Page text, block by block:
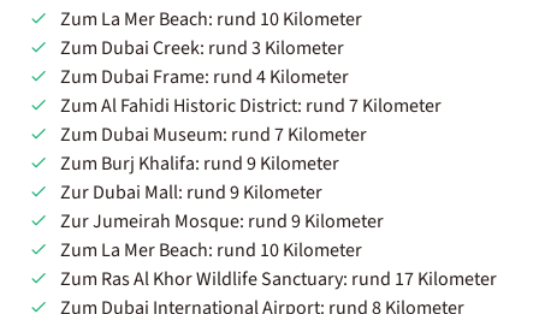
Zum La Mer Beach: rund 10 Kilometer
Zum Dubai Creek: rund 3 Kilometer
Zum Dubai Frame: rund 4 Kilometer
Zum Al Fahidi Historic District: rund 7 Kilometer
Zum Dubai Museum: rund 7 Kilometer
Zum Burj Khalifa: rund 9 Kilometer
Zur Dubai Mall: rund 9 Kilometer
Zur Jumeirah Mosque: rund 9 Kilometer
Zum La Mer Beach: rund 10 Kilometer
Zum Ras Al Khor Wildlife Sanctuary: rund 17 Kilometer
Zum Dubai International Airport: rund 8 Kilometer